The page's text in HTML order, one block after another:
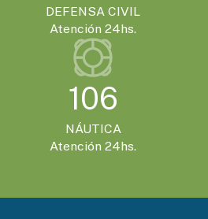
DEFENSA CIVIL
Atención 24hs.
106
NÁUTICA
Atención 24hs.